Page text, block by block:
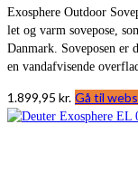
Exosphere Outdoor
let og varm sovepose,
Danmark. Soveposen er
en vandafvisende
1.899,95 kr. Gå til